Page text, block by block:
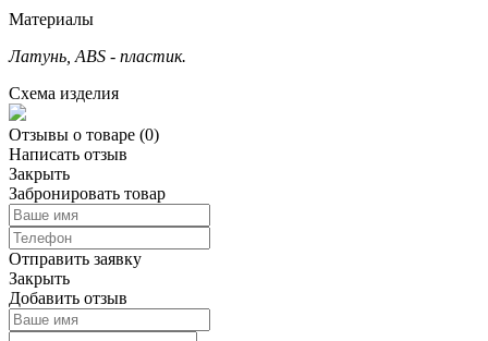
Материалы
Латунь, ABS - пластик.
Схема изделия
Отзывы о товаре (0)
Написать отзыв
Закрыть
Забронировать товар
Отправить заявку
Закрыть
Добавить отзыв